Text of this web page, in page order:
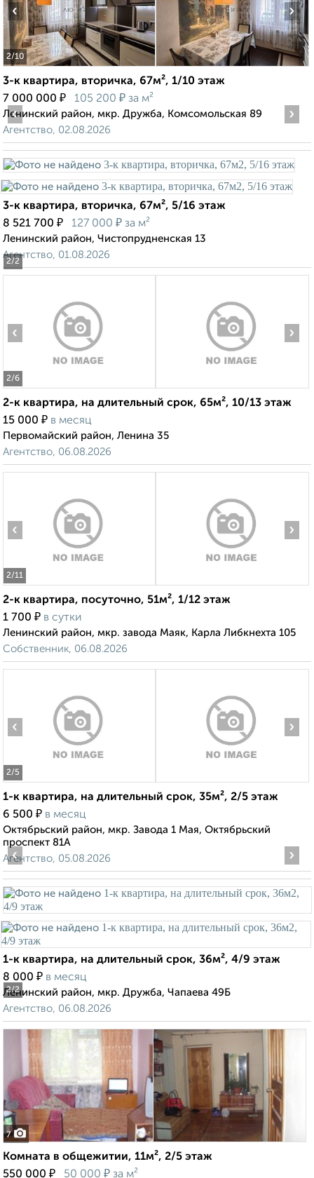
2/10
‹ ›
3-к квартира, вторичка, 67м², 1/10 этаж
7 000 000 ₽ 105 200 ₽ за м²
Ленинский район, мкр. Дружба, Комсомольская 89
Агентство, 02.08.2026
2/2
‹ ›
3-к квартира, вторичка, 67м², 5/16 этаж
8 521 700 ₽ 127 000 ₽ за м²
Ленинский район, Чистопрудненская 13
Агентство, 01.08.2026
2/6
‹ ›
2-к квартира, на длительный срок, 65м², 10/13 этаж
15 000 ₽ в месяц
Первомайский район, Ленина 35
Агентство, 06.08.2026
2/11
‹ ›
2-к квартира, посуточно, 51м², 1/12 этаж
1 700 ₽ в сутки
Ленинский район, мкр. завода Маяк, Карла Либкнехта 105
Собственник, 06.08.2026
2/5
‹ ›
1-к квартира, на длительный срок, 35м², 2/5 этаж
6 500 ₽ в месяц
Октябрьский район, мкр. Завода 1 Мая, Октябрьский
проспект 81А
Агентство, 05.08.2026
2/2
‹ ›
1-к квартира, на длительный срок, 36м², 4/9 этаж
8 000 ₽ в месяц
Ленинский район, мкр. Дружба, Чапаева 49Б
Агентство, 06.08.2026
7
Комната в общежитии, 11м², 2/5 этаж
550 000 ₽ 50 000 ₽ за м²